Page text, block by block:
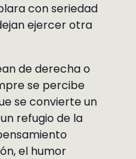
con seriedad
ejercer otra
de derecha o
se percibe
se convierte un
refugio de la
el humor